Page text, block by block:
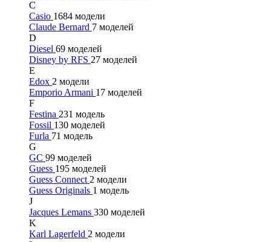
C
Casio 1684 модели
Claude Bernard 7 моделей
D
Diesel 69 моделей
Disney by RFS 27 моделей
E
Edox 2 модели
Emporio Armani 17 моделей
F
Festina 231 модель
Fossil 130 моделей
Furla 71 модель
G
GC 99 моделей
Guess 195 моделей
Guess Connect 2 модели
Guess Originals 1 модель
J
Jacques Lemans 330 моделей
K
Karl Lagerfeld 2 модели